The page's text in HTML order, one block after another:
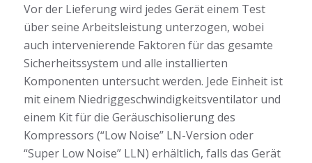
Vor der Lieferung wird jedes Gerät einem Test
über seine Arbeitsleistung unterzogen, wobei
auch intervenierende Faktoren für das gesamte
Sicherheitssystem und alle installierten
Komponenten untersucht werden. Jede Einheit ist
mit einem Niedriggeschwindigkeitsventilator und
einem Kit für die Geräuschisolierung des
Kompressors (“Low Noise” LN-Version oder
“Super Low Noise” LLN) erhältlich, falls das Gerät